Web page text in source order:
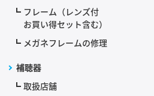
フレーム（レンズ付
お買い得セット含む）
メガネフレームの修理
補聴器
取扱店舗